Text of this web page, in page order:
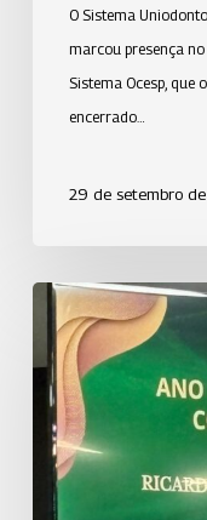
O Sistema
marcou presença
Sistema Ocesp, que
encerrado…
29 de setembro
Uniodonto
Itabuna
participa
de
Sessão
Especial
pelo